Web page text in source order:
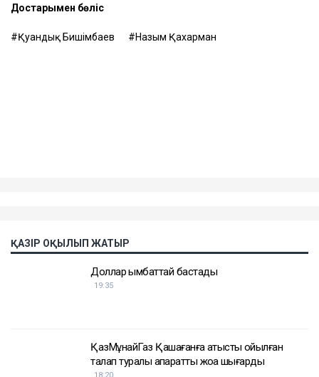
Достарыңмен бөліс
Қуандық Бишімбаев Назым Қахарман
ҚАЗІР ОҚЫЛЫП ЖАТЫР
Доллар қымбаттай бастады
19:35
ҚазМұнайГаз Қашағанға қатысты қойылған
талап туралы ақпаратты жоққа шығарды